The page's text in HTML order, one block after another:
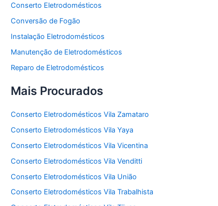
Conserto Eletrodomésticos
Conversão de Fogão
Instalação Eletrodomésticos
Manutenção de Eletrodomésticos
Reparo de Eletrodomésticos
Mais Procurados
Conserto Eletrodomésticos Vila Zamataro
Conserto Eletrodomésticos Vila Yaya
Conserto Eletrodomésticos Vila Vicentina
Conserto Eletrodomésticos Vila Venditti
Conserto Eletrodomésticos Vila União
Conserto Eletrodomésticos Vila Trabalhista